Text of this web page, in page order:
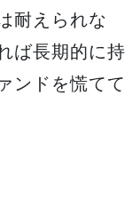
耐えられな
ば長期的に持
ンドを慌てて